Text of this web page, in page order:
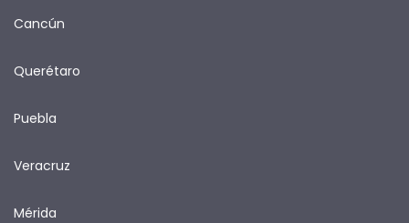
Cancún
Querétaro
Puebla
Veracruz
Mérida